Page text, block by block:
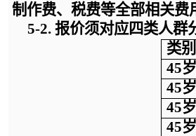
制作费、税费等全部相关费
5-2. 报价须对应四类人群
类别
45
45
45
45